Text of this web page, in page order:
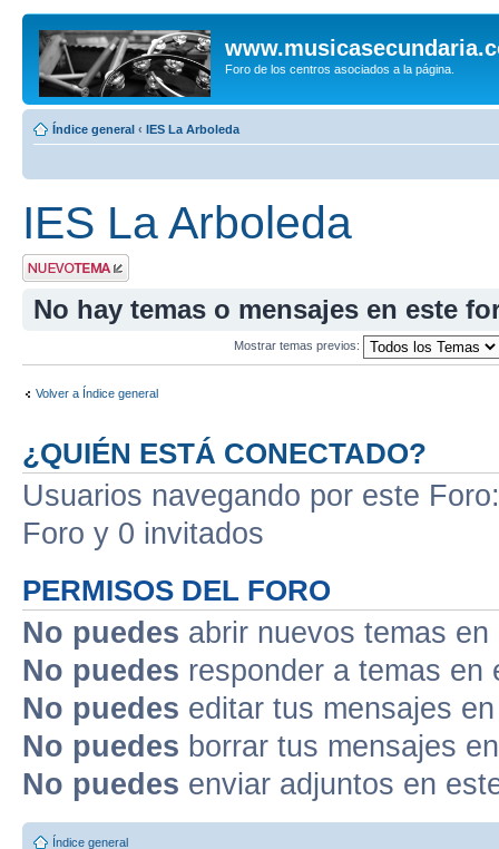
Foro de los centros asociados a la página.
Índice general ‹ IES La Arboleda
IES La Arboleda
Publicar un nuevo
tema
No hay temas o mensajes en este
Mostrar temas previos:
Volver a Índice general
¿QUIÉN ESTÁ CONECTADO?
Usuarios navegando por este
Foro y 0 invitados
PERMISOS DEL FORO
No puedes abrir nuevos temas
No puedes responder a temas en
No puedes editar tus mensajes
No puedes borrar tus mensajes
No puedes enviar adjuntos en
Índice general